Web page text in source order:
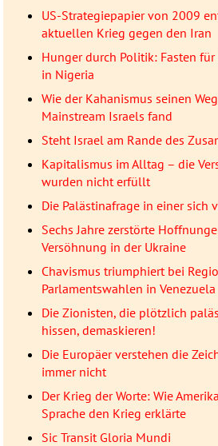
US-Strategiepapier von 2009
aktuellen Krieg gegen den Iran
Hunger durch Politik: Fasten
in Nigeria
Wie der Kahanismus seinen
Mainstream Israels fand
Steht Israel am Rande des
Kapitalismus im Alltag – die
wurden nicht erfüllt
Die Palästinafrage in einer sich
Sechs Jahre zerstörte
Versöhnung in der Ukraine
Chavismus triumphiert bei
Parlamentswahlen in Venezuela
Die Zionisten, die plötzlich
hissen, demaskieren!
Die Europäer verstehen die
immer nicht
Der Krieg der Worte: Wie
Sprache den Krieg erklärte
Sic Transit Gloria Mundi